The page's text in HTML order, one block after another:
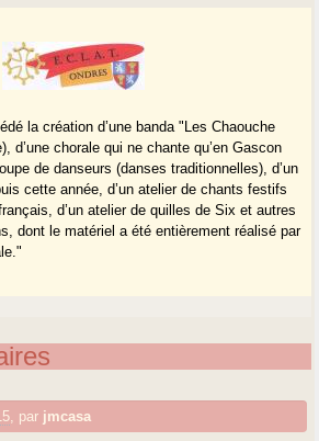
la création d’une banda "Les Chaouche
d’une chorale qui ne chante qu’en Gascon
de danseurs (danses traditionnelles), d’un
cette année, d’un atelier de chants festifs
d’un atelier de quilles de Six et autres
dont le matériel a été entièrement réalisé par
par jmcasa